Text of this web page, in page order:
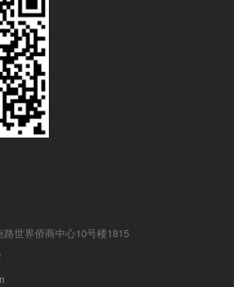
世界侨商中心10号楼1815